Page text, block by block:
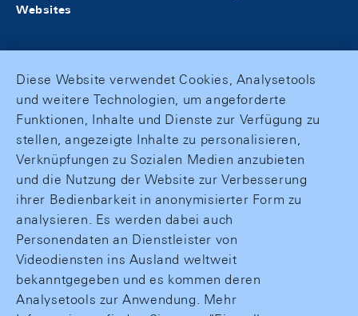
Websites
Diese Website verwendet Cookies, Analysetools
und weitere Technologien, um angeforderte
Funktionen, Inhalte und Dienste zur Verfügung zu
stellen, angezeigte Inhalte zu personalisieren,
Verknüpfungen zu Sozialen Medien anzubieten
und die Nutzung der Website zur Verbesserung
ihrer Bedienbarkeit in anonymisierter Form zu
analysieren. Es werden dabei auch
Personendaten an Dienstleister von
Videodiensten ins Ausland weltweit
bekanntgegeben und es kommen deren
Analysetools zur Anwendung. Mehr